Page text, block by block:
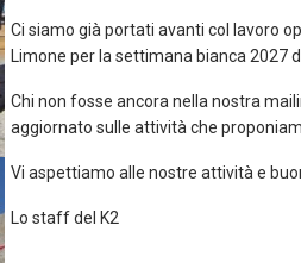
Ci siamo già portati avanti col lavoro
Limone per la settimana bianca 2027
Chi non fosse ancora nella nostra
aggiornato sulle attività che
Vi aspettiamo alle nostre attività e
Lo staff del K2